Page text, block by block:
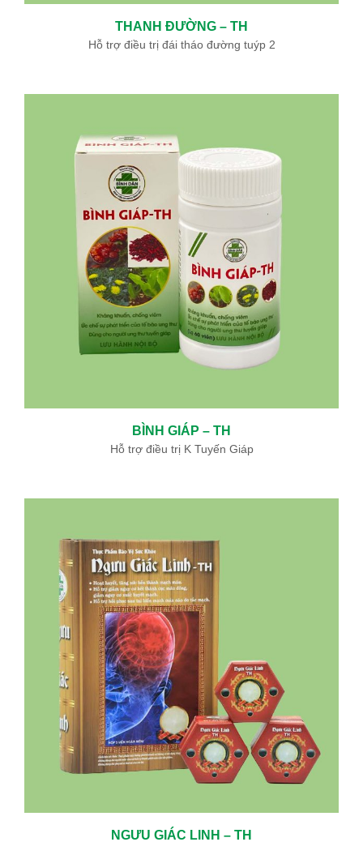
THANH ĐƯỜNG – TH
Hỗ trợ điều trị đái tháo đường tuýp 2
BÌNH GIÁP – TH
Hỗ trợ điều trị K Tuyến Giáp
NGƯU GIÁC LINH – TH